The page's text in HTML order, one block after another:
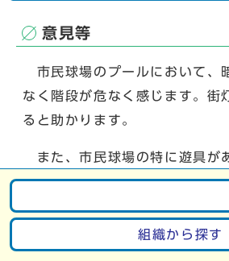
組織から探す
意見等
市民球場のプールにおいて、
なく階段が危なく感じます。街
ると助かります。
また、市民球場の特に遊具が
が、この時期、蚊が大量発生し
球場も広く大変だとは思いま